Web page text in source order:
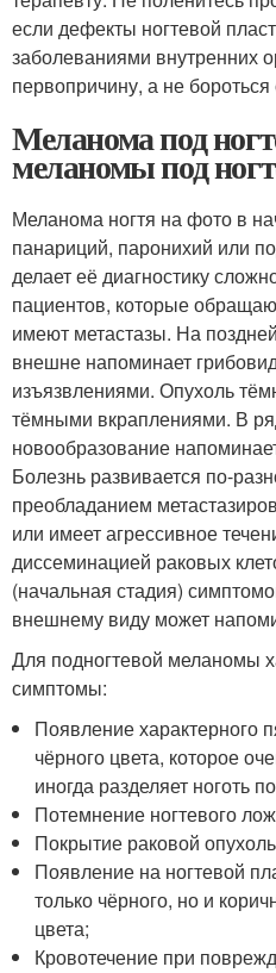
если дефекты ногтевой
заболеваниями внутренних
первопричину, а не
Меланома под
меланомы под
Меланома ногтя на фото в
панариций, паронихий или
делает её диагностику
пациентов, которые
имеют метастазы. На
внешне напоминает
изъязвлениями. Опухоль
тёмными вкраплениями. В
новообразование
Болезнь развивается по-
преобладанием
или имеет агрессивное
диссеминацией раковых
(начальная стадия)
внешнему виду может
Для подногтевой меланомы
симптомы:
Появление характерного
чёрного цвета, которое
иногда разделяет ноготь
Потемнение ногтевого
Покрытие раковой
Появление на ногтевой
только чёрного, но и
цвета;
Кровотечение при